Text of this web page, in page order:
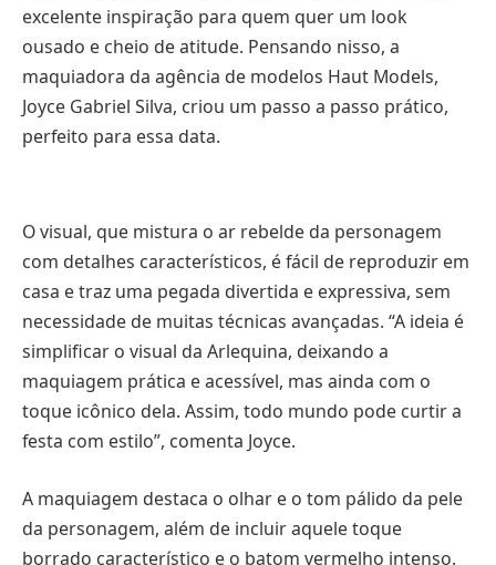
excelente inspiração para quem quer um look
ousado e cheio de atitude. Pensando nisso, a
maquiadora da agência de modelos Haut Models,
Joyce Gabriel Silva, criou um passo a passo prático,
perfeito para essa data.
O visual, que mistura o ar rebelde da personagem
com detalhes característicos, é fácil de reproduzir em
casa e traz uma pegada divertida e expressiva, sem
necessidade de muitas técnicas avançadas. “A ideia é
simplificar o visual da Arlequina, deixando a
maquiagem prática e acessível, mas ainda com o
toque icônico dela. Assim, todo mundo pode curtir a
festa com estilo”, comenta Joyce.
A maquiagem destaca o olhar e o tom pálido da pele
da personagem, além de incluir aquele toque
borrado característico e o batom vermelho intenso.